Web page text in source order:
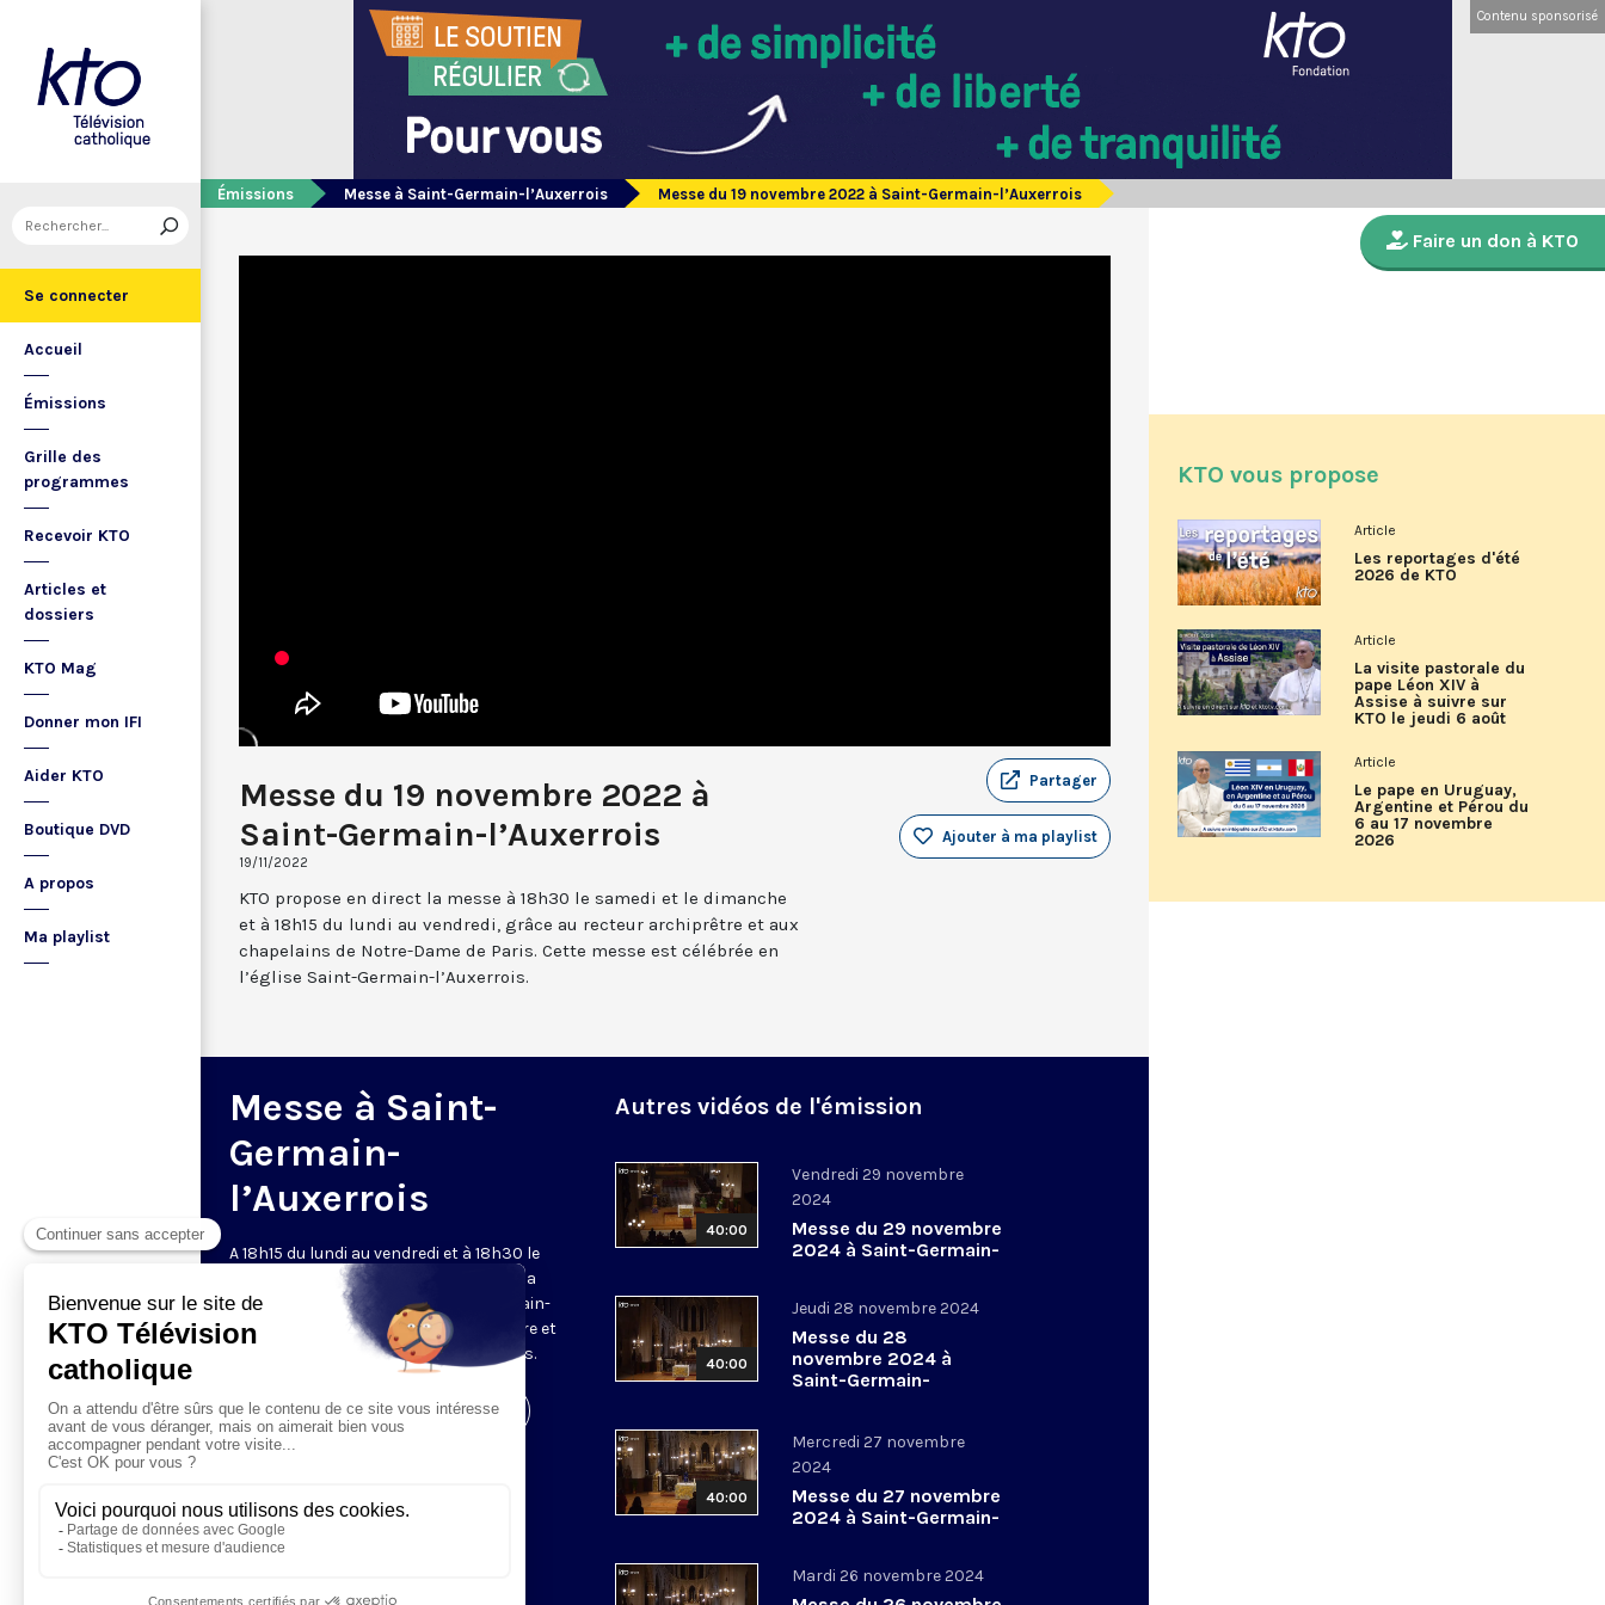
Se connecter
Accueil
Émissions
Grille des
programmes
Recevoir KTO
Articles et
dossiers
KTO Mag
Donner mon IFI
Aider KTO
Boutique DVD
A propos
Ma playlist
Contenu sponsorisé
Émissions Messe à Saint-Germain-l’Auxerrois Messe du 19 novembre 2022 à Saint-Germain-l’Auxerrois
Messe du 19 novembre 2022 à
Saint-Germain-l’Auxerrois
19/11/2022
Partager
Ajouter à ma playlist
KTO propose en direct la messe à 18h30 le samedi et le dimanche
et à 18h15 du lundi au vendredi, grâce au recteur archiprêtre et aux
chapelains de Notre-Dame de Paris. Cette messe est célébrée en
l’église Saint-Germain-l’Auxerrois.
Messe à Saint-
Germain-
l’Auxerrois
A 18h15 du lundi au vendredi et à 18h30 le
samedi et dimanche, KTO retransmet la
messe en direct de l'église Saint-Germain-
l'Auxerrois, grâce au recteur archiprêtre et
aux chapelains de Notre-Dame de Paris.
Visiter la page de l'émission
Autres vidéos de l'émission
40:00
Vendredi 29 novembre
2024
Messe du 29 novembre
2024 à Saint-Germain-
40:00
Jeudi 28 novembre 2024
Messe du 28
novembre 2024 à
Saint-Germain-
40:00
Mercredi 27 novembre
2024
Messe du 27 novembre
2024 à Saint-Germain-
Mardi 26 novembre 2024
Faire un don à KTO
KTO vous propose
Article
Les reportages d'été
2026 de KTO
Article
La visite pastorale du
pape Léon XIV à
Assise à suivre sur
KTO le jeudi 6 août
Article
Le pape en Uruguay,
Argentine et Pérou du
6 au 17 novembre
2026